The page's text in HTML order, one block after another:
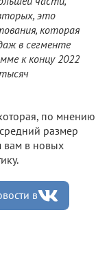
это
которая
в сегменте
к концу 2022
по мнению
размер
вам в новых
в